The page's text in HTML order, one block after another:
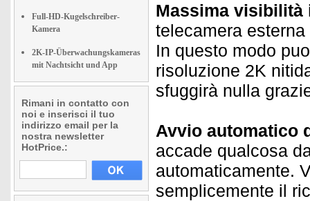
Full-HD-Kugelschreiber-
Kamera
2K-IP-Überwachungskameras
mit Nachtsicht und App
Rimani in contatto con
noi e inserisci il tuo
indirizzo email per la
nostra newsletter
HotPrice.:
Massima visibilità
telecamera
In questo modo
risoluzione 2K
sfuggirà nulla
Avvio automatico
accade qualcosa
automaticamente.
semplicemente il